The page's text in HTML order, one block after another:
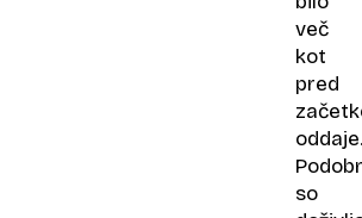
več
kot
pred
oddaje.
so